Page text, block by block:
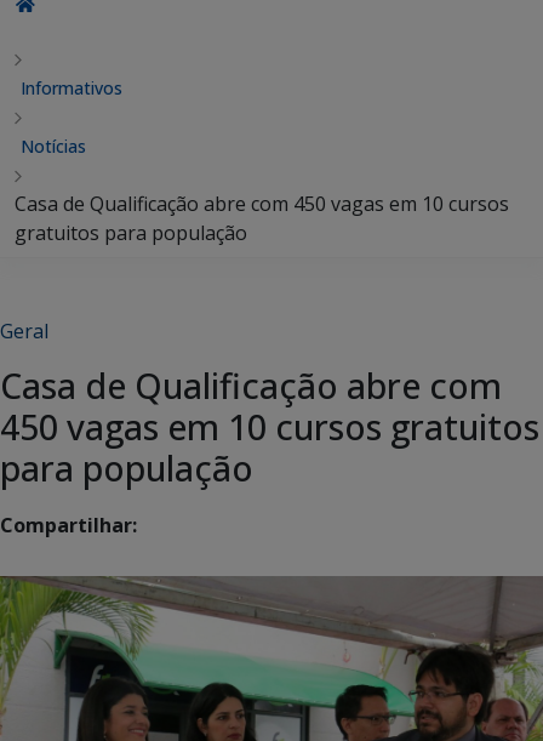
Informativos
Notícias
Casa de Qualificação abre com 450 vagas em 10 cursos
gratuitos para população
Geral
Casa de Qualificação abre com
450 vagas em 10 cursos gratuitos
para população
Compartilhar: